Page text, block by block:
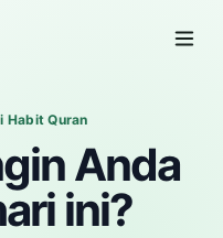
Habit Quran
Anda
ini?